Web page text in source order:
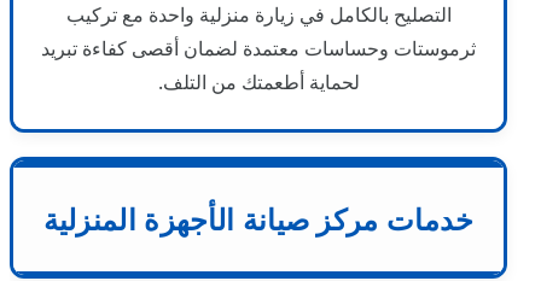
التصليح بالكامل في زيارة منزلية واحدة مع تركيب
ثرموستات وحساسات معتمدة لضمان أقصى كفاءة تبريد
لحماية أطعمتك من التلف.
خدمات مركز صيانة الأجهزة المنزلية